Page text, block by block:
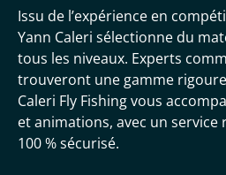
Issu de l’expérience en
Yann Caleri sélectionne du
tous les niveaux. Experts
trouveront une gamme
Caleri Fly Fishing vous
et animations, avec un
100 % sécurisé.